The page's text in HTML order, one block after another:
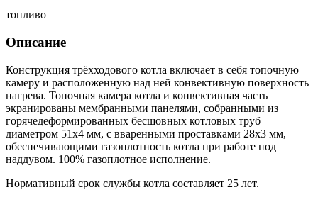
топливо
Описание
Конструкция трёхходового котла включает в себя топочную
камеру и расположенную над ней конвективную поверхность
нагрева. Топочная камера котла и конвективная часть
экранированы мембранными панелями, собранными из
горячедеформированных бесшовных котловых труб
диаметром 51х4 мм, с вваренными проставками 28х3 мм,
обеспечивающими газоплотность котла при работе под
наддувом. 100% газоплотное исполнение.
Нормативный срок службы котла составляет 25 лет.